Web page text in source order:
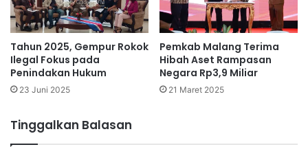
Tahun 2025, Gempur Rokok
Ilegal Fokus pada
Penindakan Hukum
23 Juni 2025
Pemkab Malang Terima
Hibah Aset Rampasan
Negara Rp3,9 Miliar
21 Maret 2025
Tinggalkan Balasan